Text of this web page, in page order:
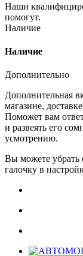
Наши
помогут.
Наличие
Наличие
Дополнительно
Дополнительная
магазине,
Поможет вам
и развеять его
усмотрению.
Вы можете убрать
галочку в